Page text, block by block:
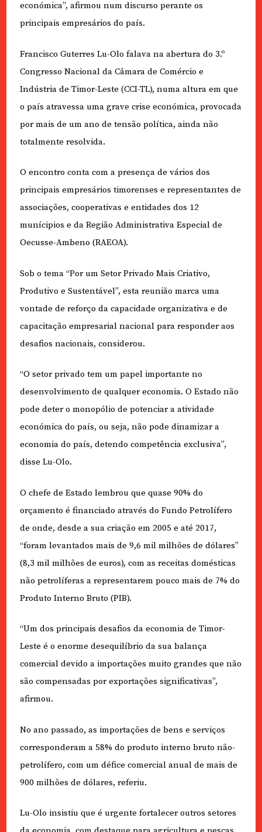
económica”, afirmou num discurso perante os
principais empresários do país.
Francisco Guterres Lu-Olo falava na abertura do 3.º
Congresso Nacional da Câmara de Comércio e
Indústria de Timor-Leste (CCI-TL), numa altura em que
o país atravessa uma grave crise económica, provocada
por mais de um ano de tensão política, ainda não
totalmente resolvida.
O encontro conta com a presença de vários dos
principais empresários timorenses e representantes de
associações, cooperativas e entidades dos 12
munícipios e da Região Administrativa Especial de
Oecusse-Ambeno (RAEOA).
Sob o tema “Por um Setor Privado Mais Criativo,
Produtivo e Sustentável”, esta reunião marca uma
vontade de reforço da capacidade organizativa e de
capacitação empresarial nacional para responder aos
desafios nacionais, considerou.
“O setor privado tem um papel importante no
desenvolvimento de qualquer economia. O Estado não
pode deter o monopólio de potenciar a atividade
económica do país, ou seja, não pode dinamizar a
economia do país, detendo competência exclusiva”,
disse Lu-Olo.
O chefe de Estado lembrou que quase 90% do
orçamento é financiado através do Fundo Petrolífero
de onde, desde a sua criação em 2005 e até 2017,
“foram levantados mais de 9,6 mil milhões de dólares”
(8,3 mil milhões de euros), com as receitas domésticas
não petrolíferas a representarem pouco mais de 7% do
Produto Interno Bruto (PIB).
“Um dos principais desafios da economia de Timor-
Leste é o enorme desequilíbrio da sua balança
comercial devido a importações muito grandes que não
são compensadas por exportações significativas”,
afirmou.
No ano passado, as importações de bens e serviços
corresponderam a 58% do produto interno bruto não-
petrolífero, com um défice comercial anual de mais de
900 milhões de dólares, referiu.
Lu-Olo insistiu que é urgente fortalecer outros setores